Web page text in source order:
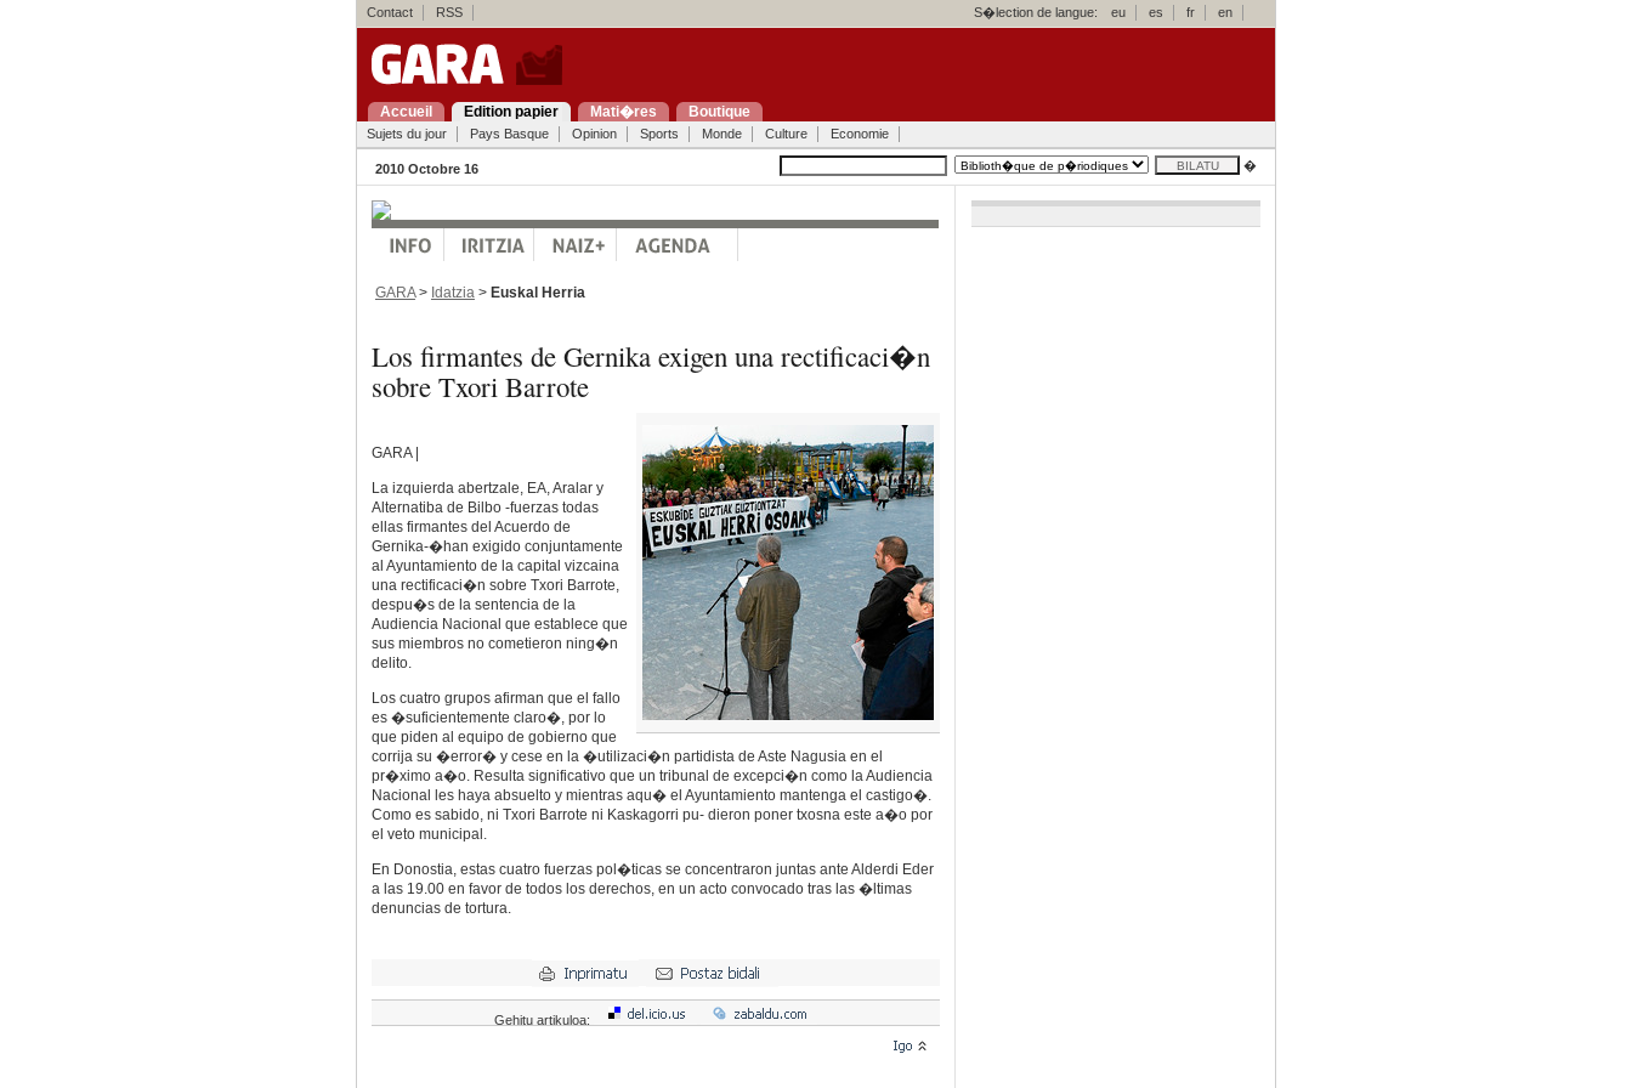
Contact RSS S�lection de langue: eu es fr en
Accueil Edition papier Mati�res Boutique
Sujets du jour Pays Basque Opinion Sports Monde Culture Economie
2010 Octobre 16 �
GARA> Idatzia > Euskal Herria
Los firmantes de Gernika exigen una rectificaci�n
sobre Txori Barrote
GARA |
La izquierda abertzale, EA, Aralar y
Alternatiba de Bilbo -fuerzas todas
ellas firmantes del Acuerdo de
Gernika-�han exigido conjuntamente
al Ayuntamiento de la capital vizcaina
una rectificaci�n sobre Txori Barrote,
despu�s de la sentencia de la
Audiencia Nacional que establece que
sus miembros no cometieron ning�n
delito.
Los cuatro grupos afirman que el fallo
es �suficientemente claro�, por lo
que piden al equipo de gobierno que
corrija su �error� y cese en la �utilizaci�n partidista de Aste Nagusia en el
pr�ximo a�o. Resulta significativo que un tribunal de excepci�n como la Audiencia
Nacional les haya absuelto y mientras aqu� el Ayuntamiento mantenga el castigo�.
Como es sabido, ni Txori Barrote ni Kaskagorri pu- dieron poner txosna este a�o por
el veto municipal.
En Donostia, estas cuatro fuerzas pol�ticas se concentraron juntas ante Alderdi Eder
a las 19.00 en favor de todos los derechos, en un acto convocado tras las �ltimas
denuncias de tortura.
Gehitu artikuloa: